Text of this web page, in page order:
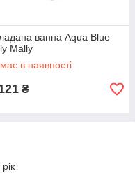
ванна Aqua Blue
Mally
в наявності
₴